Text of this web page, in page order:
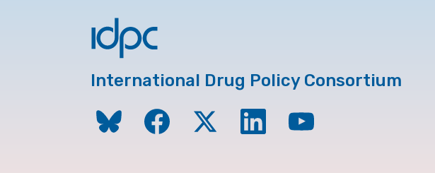
International Drug Policy Consortium